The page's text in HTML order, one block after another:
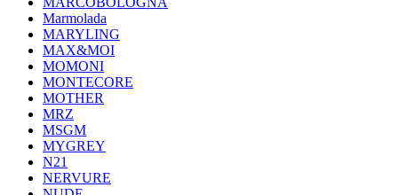
Marmolada
MARYLING
MAX&MOI
MOMONI
MONTECORE
MOTHER
MRZ
MSGM
MYGREY
N21
NERVURE